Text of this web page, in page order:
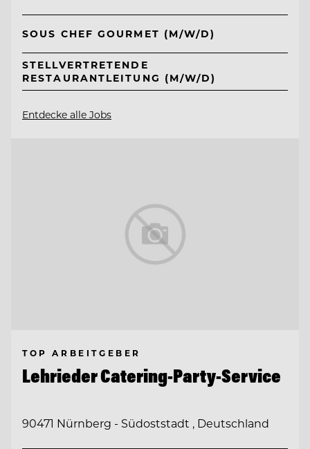
SOUS CHEF GOURMET (M/W/D)
STELLVERTRETENDE
RESTAURANTLEITUNG (M/W/D)
Entdecke alle Jobs
TOP ARBEITGEBER
Lehrieder Catering-Party-Service
90471 Nürnberg - Südoststadt , Deutschland